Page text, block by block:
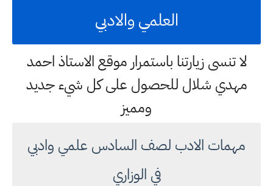
العلمي والادبي
لا تنسى زيارتنا باستمرار موقع الاستاذ احمد
مهدي شلال للحصول على كل شيء جديد
ومميز
مهمات الادب لصف السادس علمي وادبي
في الوزاري